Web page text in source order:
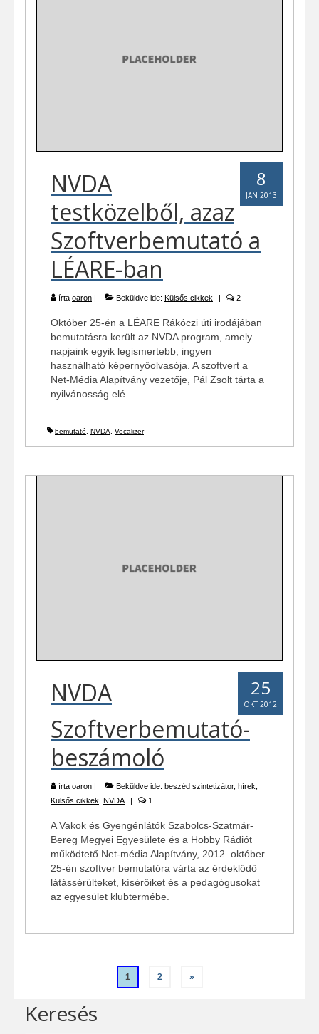
8
JAN 2013
NVDA
testközelből, azaz
Szoftverbemutató a
LÉARE-ban
írta oaron Beküldve ide: Külsős cikkek 2
Október 25-én a LÉARE Rákóczi úti irodájában
bemutatásra került az NVDA program, amely
napjaink egyik legismertebb, ingyen
használható képernyőolvasója. A szoftvert a
Net-Média Alapítvány vezetője, Pál Zsolt tárta a
nyilvánosság elé.
bemutató, NVDA, Vocalizer
25
OKT 2012
NVDA
Szoftverbemutató-
beszámoló
írta oaron Beküldve ide: beszéd szintetizátor, hírek,
Külsős cikkek, NVDA 1
A Vakok és Gyengénlátók Szabolcs-Szatmár-
Bereg Megyei Egyesülete és a Hobby Rádiót
működtető Net-média Alapítvány, 2012. október
25-én szoftver bemutatóra várta az érdeklődő
látássérülteket, kísérőiket és a pedagógusokat
az egyesület klubtermébe.
Bejegyzés
navigáció
1 2 »
Keresés